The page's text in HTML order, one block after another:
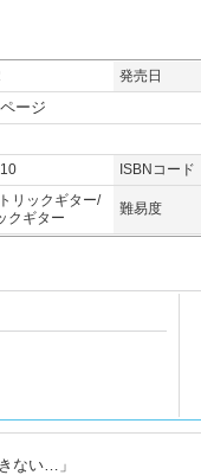
発売日
ージ
ISBNコード
リックギター/
クギター
難易度
ない…」